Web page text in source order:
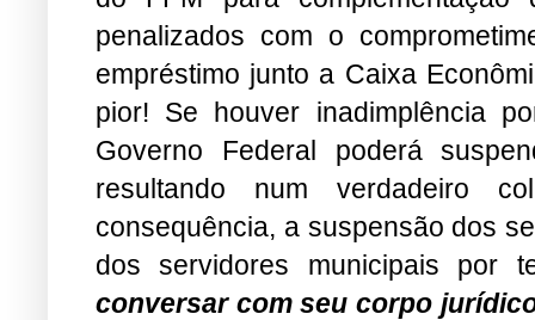
penalizados com o
empréstimo junto a Caixa
pior! Se houver inadimplência
Governo Federal poderá
resultando num verdadeiro
consequência, a suspensão dos
dos servidores municipais por
conversar com seu corpo